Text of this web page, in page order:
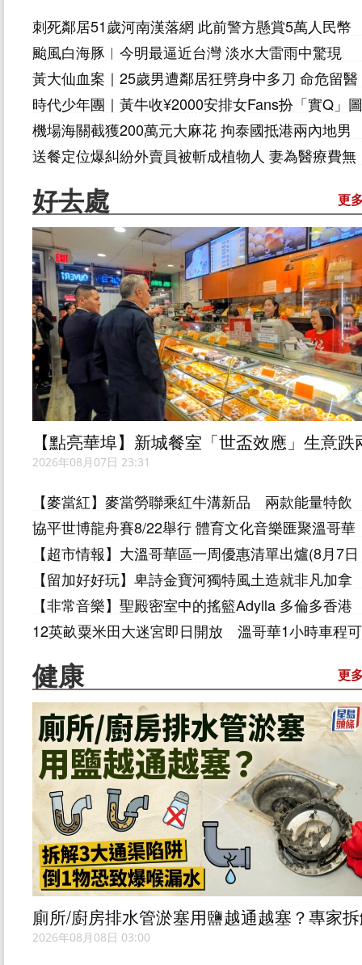
刺死鄰居51歲河南漢落網 此前警方懸賞5萬人民幣
通緝
颱風白海豚︱今明最逼近台灣 淡水大雷雨中驚現
「水龍捲」 榕樹吹飛變壓器爆炸｜有片
黃大仙血案｜25歲男遭鄰居狂劈身中多刀 命危留醫
ICU 家人守候在側盼度難關
時代少年團｜黃牛收¥2000安排女Fans扮「實Q」圖
混入演唱會 檢票口斷正雙雙被捕
機場海關截獲200萬元大麻花 拘泰國抵港兩內地男
送餐定位爆糾紛外賣員被斬成植物人 妻為醫療費無
好去處 更
【點亮華埠】新城餐室「世盃效應」生意跌
成 華埠商戶期待變失望
2026年08月07日 23:31
【麥當紅】麥當勞聯乘紅牛溝新品 兩款能量特飲
下周登場
協平世博龍舟賽8/22舉行 體育文化音樂匯聚溫哥​​華
【超市情報】大溫哥華區一周優惠清單出爐(8月7日
起)
【留加好好玩】卑詩金寶河獨特風土造就非凡加拿
大威士忌
【非常音樂】聖殿密室中的搖籃Adylla 多倫多香港
大馬音樂人冒險之旅
12英畝粟米田大迷宮即日開放 溫哥華1小時車程可
健康 更
廁所/廚房排水管淤塞用鹽越通越塞？專家
3大通渠陷阱 倒1物恐致爆喉漏水
2026年08月08日 03:00